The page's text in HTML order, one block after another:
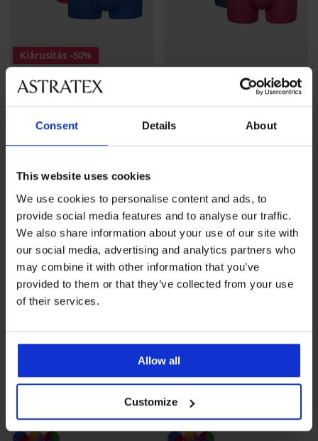
Consent Details About
This website uses cookies
We use cookies to personalise content and ads, to
provide social media features and to analyse our traffic.
We also share information about your use of our site with
our social media, advertising and analytics partners who
may combine it with other information that you’ve
provided to them or that they’ve collected from your use
of their services.
Allow all
Customize
Kiárusítás -50%
PREMIUM
5PACK GANT Howard pamut
4,5
5 PACK MEN-A boxeralsó
18 190 Ft
4,5 4,5